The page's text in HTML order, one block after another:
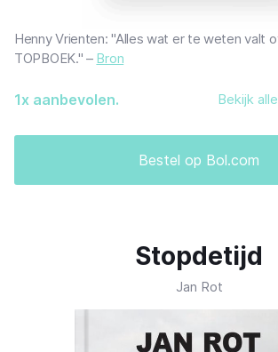
Henny Vrienten: "Alles wat er te weten valt
TOPBOEK." – Bron
Bestel op Bol.com
1x aanbevolen. Bekijk
Stopdetijd
Jan Rot